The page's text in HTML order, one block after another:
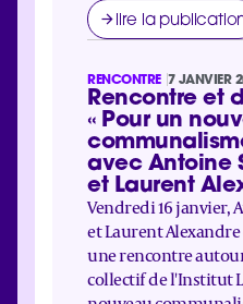
lire la
RENCONTRE 7 JANVIER
Rencontre et
« Pour un
avec Antoine
et Laurent
Vendredi 16 janvier,
et Laurent
une rencontre
collectif de l'Institut